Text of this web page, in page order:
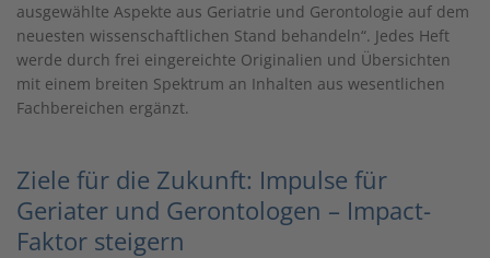
ausgewählte Aspekte aus Geriatrie und Gerontologie auf dem
neuesten wissenschaftlichen Stand behandeln“. Jedes Heft
werde durch frei eingereichte Originalien und Übersichten
mit einem breiten Spektrum an Inhalten aus wesentlichen
Fachbereichen ergänzt.
Ziele für die Zukunft: Impulse für
Geriater und Gerontologen – Impact-
Faktor steigern